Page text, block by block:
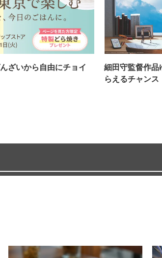
ざいから自由にチョイ
細田守監督作
らえるチャンス